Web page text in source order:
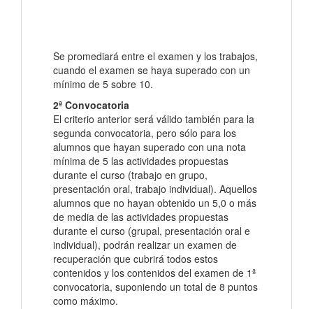
Se promediará entre el examen y los trabajos,
cuando el examen se haya superado con un
mínimo de 5 sobre 10.
2ª Convocatoria
El criterio anterior será válido también para la
segunda convocatoria, pero sólo para los
alumnos que hayan superado con una nota
mínima de 5 las actividades propuestas
durante el curso (trabajo en grupo,
presentación oral, trabajo individual). Aquellos
alumnos que no hayan obtenido un 5,0 o más
de media de las actividades propuestas
durante el curso (grupal, presentación oral e
individual), podrán realizar un examen de
recuperación que cubrirá todos estos
contenidos y los contenidos del examen de 1ª
convocatoria, suponiendo un total de 8 puntos
como máximo.